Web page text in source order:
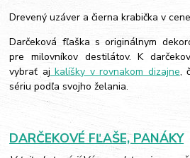
Drevený uzáver a čierna krabička v
Darčeková fľaška s originálnym
pre milovníkov destilátov. K
vybrať aj kalíšky v rovnakom dizajne,
sériu podľa svojho želania.
DARČEKOVÉ FĽAŠE, PANÁKY